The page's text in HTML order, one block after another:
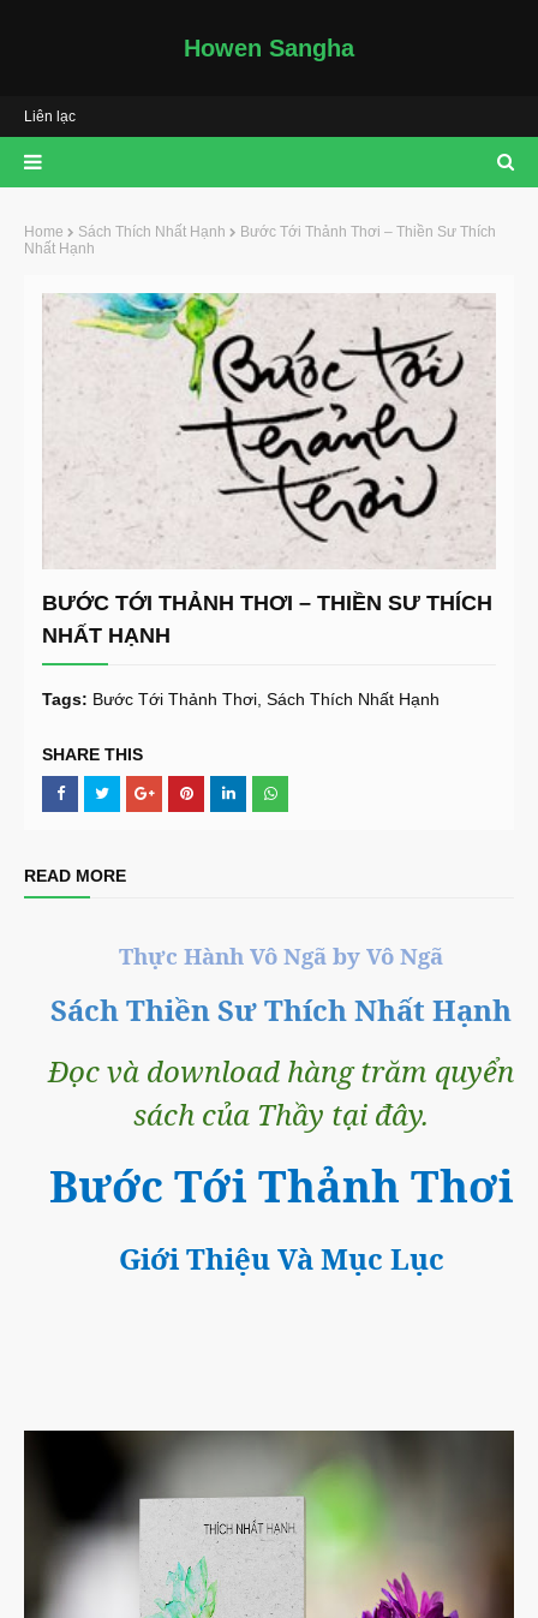
Howen Sangha
Liên lạc
Home Sách Thích Nhất Hạnh
Bước Tới Thảnh Thơi – Thiền Sư Thích
Nhất Hạnh
BƯỚC TỚI THẢNH THƠI – THIỀN SƯ THÍCH
NHẤT HẠNH
Tags: Bước Tới Thảnh Thơi Sách Thích Nhất Hạnh
SHARE THIS
READ MORE
Thực Hành Vô Ngã by Vô Ngã
Sách Thiền Sư Thích Nhất Hạnh
Đọc và download hàng trăm quyển
sách của Thầy tại đây.
Bước Tới Thảnh Thơi
Giới Thiệu Và Mục Lục